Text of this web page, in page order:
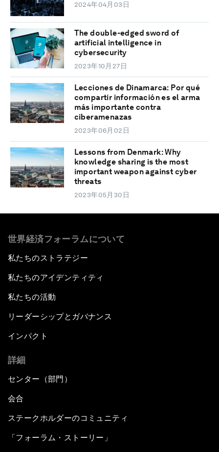
2024年04月03日
The double-edged sword of
artificial intelligence in
cybersecurity
2023年10月27日
Lecciones de Dinamarca: Por qué
compartir información es el arma
más importante contra
ciberamenazas
2023年06月02日
Lessons from Denmark: Why
knowledge sharing is the most
important weapon against cyber
threats
2023年05月30日
世界経済フォーラムについて
私たちのストラテジー
私たちのアイデンティティ
私たちの活動
リーダーシップとガバナンス
インパクト
詳細
センター（部門）
会合
ステークホルダーのコミュニティ
「フォーラム・ストーリー」